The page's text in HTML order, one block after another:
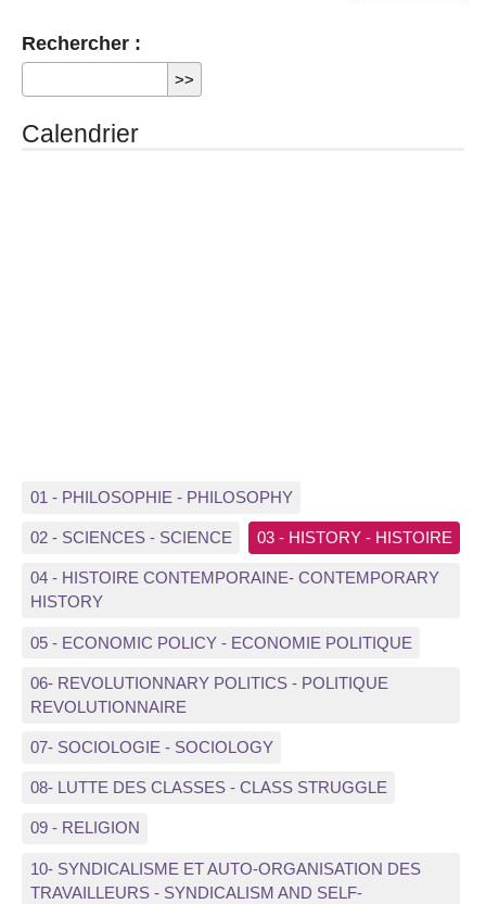
Rechercher :
Calendrier
01 - PHILOSOPHIE - PHILOSOPHY
02 - SCIENCES - SCIENCE 03 - HISTORY - HISTOIRE
04 - HISTOIRE CONTEMPORAINE- CONTEMPORARY
HISTORY
05 - ECONOMIC POLICY - ECONOMIE POLITIQUE
06- REVOLUTIONNARY POLITICS - POLITIQUE
REVOLUTIONNAIRE
07- SOCIOLOGIE - SOCIOLOGY
08- LUTTE DES CLASSES - CLASS STRUGGLE
09 - RELIGION
10- SYNDICALISME ET AUTO-ORGANISATION DES
TRAVAILLEURS - SYNDICALISM AND SELF-